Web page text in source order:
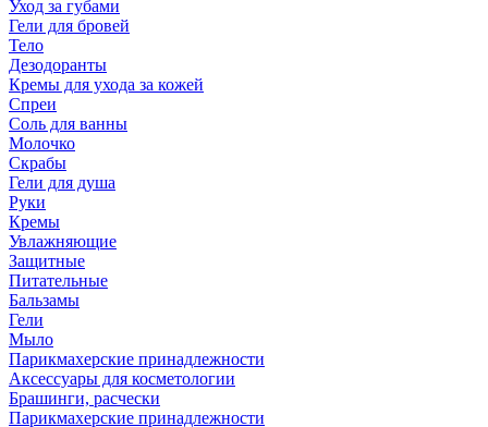
Уход за губами
Гели для бровей
Тело
Дезодоранты
Кремы для ухода за кожей
Спреи
Соль для ванны
Молочко
Скрабы
Гели для душа
Руки
Кремы
Увлажняющие
Защитные
Питательные
Бальзамы
Гели
Мыло
Парикмахерские принадлежности
Аксессуары для косметологии
Брашинги, расчески
Парикмахерские принадлежности